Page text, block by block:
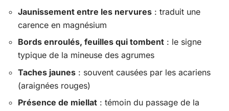
Jaunissement entre les nervures : traduit une
carence en magnésium
Bords enroulés, feuilles qui tombent : le signe
typique de la mineuse des agrumes
Taches jaunes : souvent causées par les acariens
(araignées rouges)
Présence de miellat : témoin du passage de la